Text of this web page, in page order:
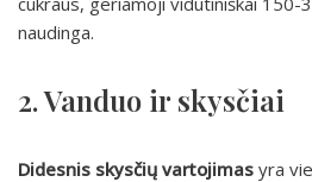
naudinga.
2. Vanduo ir skysčiai
Didesnis skysčių vartojimas yra